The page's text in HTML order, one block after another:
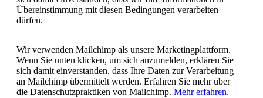
Übereinstimmung mit diesen Bedingungen verarbeiten
dürfen.
Wir verwenden Mailchimp als unsere Marketingplattform.
Wenn Sie unten klicken, um sich anzumelden, erklären Sie
sich damit einverstanden, dass Ihre Daten zur Verarbeitung
an Mailchimp übermittelt werden. Erfahren Sie mehr über
die Datenschutzpraktiken von Mailchimp. Mehr erfahren.